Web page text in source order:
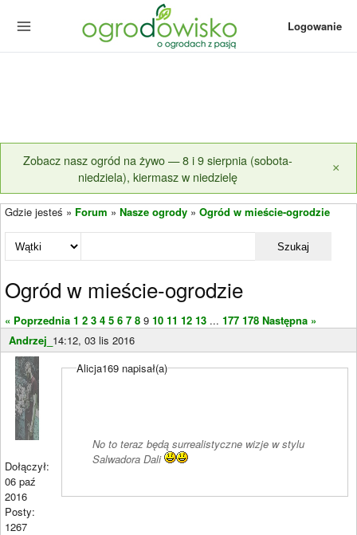
Logowanie
Zobacz nasz ogród na żywo — 8 i 9 sierpnia (sobota-
niedziela), kiermasz w niedzielę
×
Gdzie jesteś » Forum » Nasze ogrody » Ogród w mieście-ogrodzie
Szukaj
Ogród w mieście-ogrodzie
« Poprzednia 1 2 3 4 5 6 7 8 9 10 11 12 13 ... 177 178 Następna »
Andrzej_ 14:12, 03 lis 2016
Dołączył:
06 paź
2016
Posty:
1267
Alicja169 napisał(a)
No to teraz będą surrealistyczne wizje w stylu
Salwadora Dali